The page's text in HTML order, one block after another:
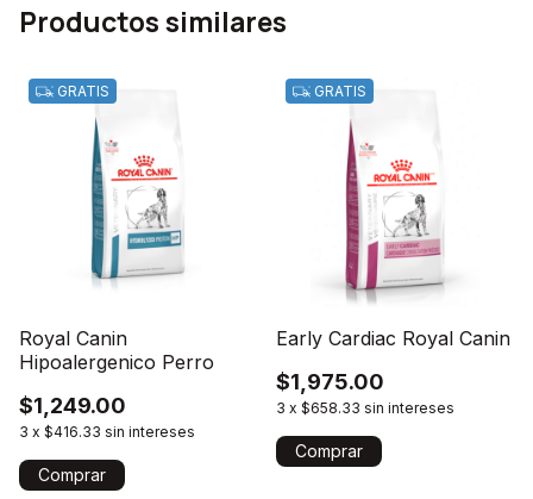
Productos similares
GRATIS
Royal Canin
Hipoalergenico Perro
$1,249.00
3 x $416.33 sin intereses
Comprar
GRATIS
Early Cardiac Royal Canin
$1,975.00
3 x $658.33 sin intereses
Comprar